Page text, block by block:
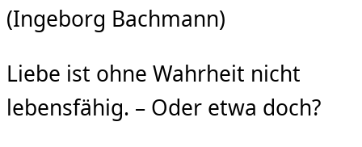
(Ingeborg Bachmann)
Liebe ist ohne Wahrheit nicht
lebensfähig. – Oder etwa doch?